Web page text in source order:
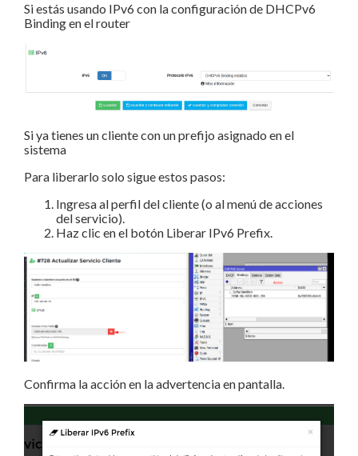
Si estás usando IPv6 con la configuración de DHCPv6
Binding en el router
Si ya tienes un cliente con un prefijo asignado en el
sistema
Para liberarlo solo sigue estos pasos:
Ingresa al perfil del cliente (o al menú de acciones
del servicio).
Haz clic en el botón Liberar IPv6 Prefix.
Confirma la acción en la advertencia en pantalla.